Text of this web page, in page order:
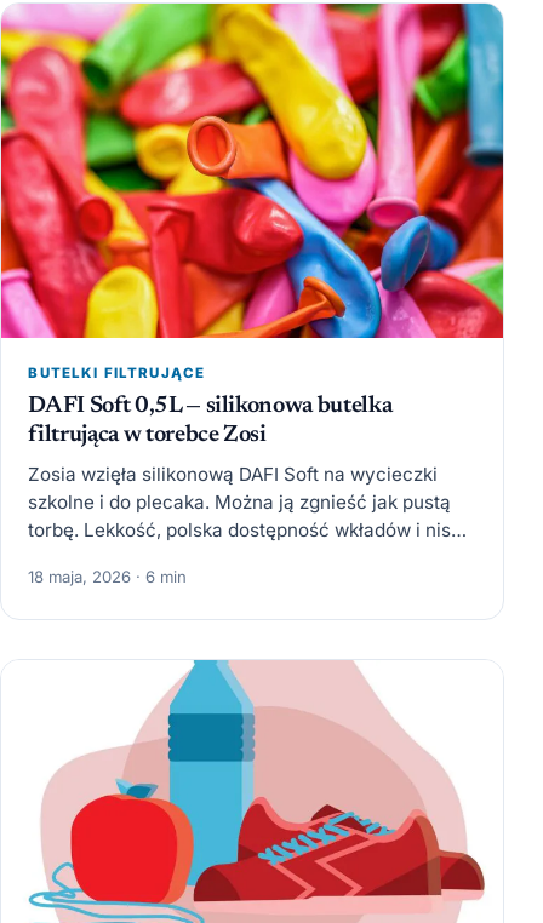
BUTELKI FILTRUJĄCE
DAFI Soft 0,5L — silikonowa butelka
filtrująca w torebce Zosi
Zosia wzięła silikonową DAFI Soft na wycieczki
szkolne i do plecaka. Można ją zgnieść jak pustą
torbę. Lekkość, polska dostępność wkładów i niski
18 maja, 2026 · 6 min